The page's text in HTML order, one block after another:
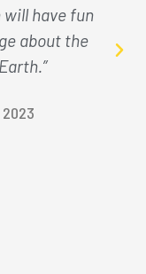
a must see!
even the
statues! ”
2020